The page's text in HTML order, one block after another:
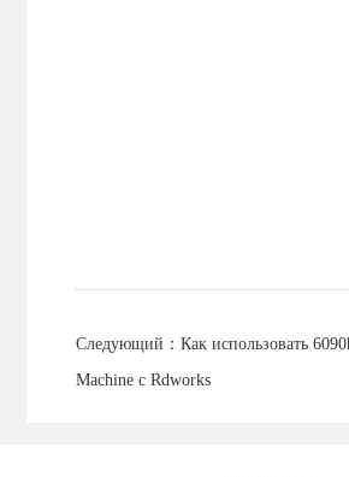
Следующий： Как использовать
Machine с Rdworks